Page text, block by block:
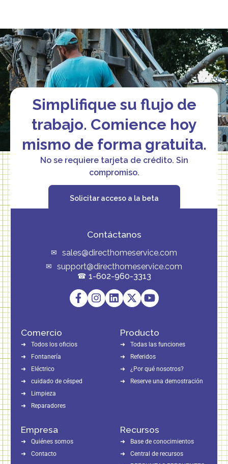
Simplifique su flujo de
trabajo. Comience hoy
mismo de forma gratuita.
No se requiere tarjeta de crédito. Sin
compromiso.
Solicitar acceso a la beta
Contáctanos
sales@directhomeservice.com
support@directhomeservice.com
1-602-960-3313
Producto
Todas las funciones
Referidos
¿Por qué nosotros?
Reserve una demostración
Comercio
Todos los oficios
Fontanería
Eléctrico
cuidado de césped
Limpieza
Reparadores
Recursos
Base de conocimientos
Central de recursos
Empresa
Quiénes somos
Contacto